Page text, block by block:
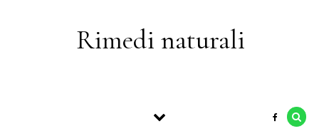
Rimedi naturali